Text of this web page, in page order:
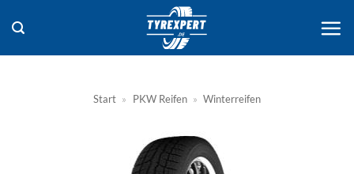
Inhalt
springen
Start » PKW Reifen » Winterreifen